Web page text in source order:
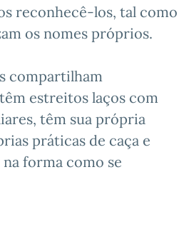
reconhecê-los, tal como
os nomes próprios.
compartilham
estreitos laços com
têm sua própria
práticas de caça e
forma como se